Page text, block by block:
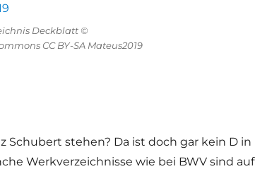
Deckblatt ©
CC BY-SA Mateus2019
Schubert stehen? Da ist doch gar kein D in
Werkverzeichnisse wie bei BWV sind auf